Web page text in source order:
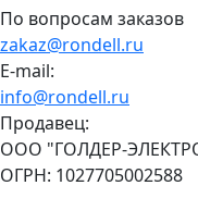
По вопросам заказов
zakaz@rondell.ru
E-mail:
info@rondell.ru
Продавец:
ООО "ГОЛДЕР-
ОГРН: 1027705002588